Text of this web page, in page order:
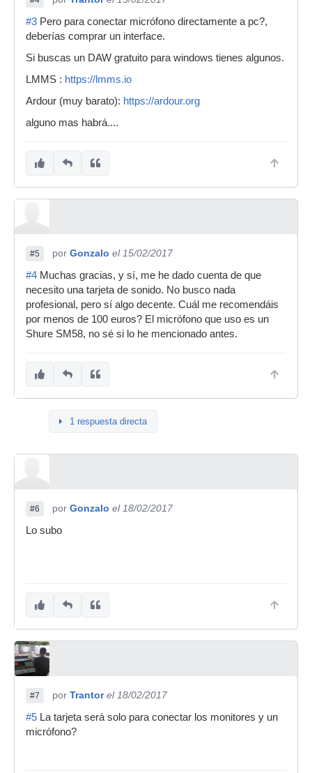
#3 Pero para conectar micrófono directamente a pc?,
deberías comprar un interface.
Si buscas un DAW gratuito para windows tienes algunos.
LMMS : https://lmms.io
Ardour (muy barato): https://ardour.org
alguno mas habrá....
#5 por Gonzalo el 15/02/2017
#4 Muchas gracias, y sí, me he dado cuenta de que
necesito una tarjeta de sonido. No busco nada
profesional, pero sí algo decente. Cuál me recomendáis
por menos de 100 euros? El micrófono que uso es un
Shure SM58, no sé si lo he mencionado antes.
1 respuesta directa
#6 por Gonzalo el 18/02/2017
Lo subo
#7 por Trantor el 18/02/2017
#5 La tarjeta será solo para conectar los monitores y un
micrófono?